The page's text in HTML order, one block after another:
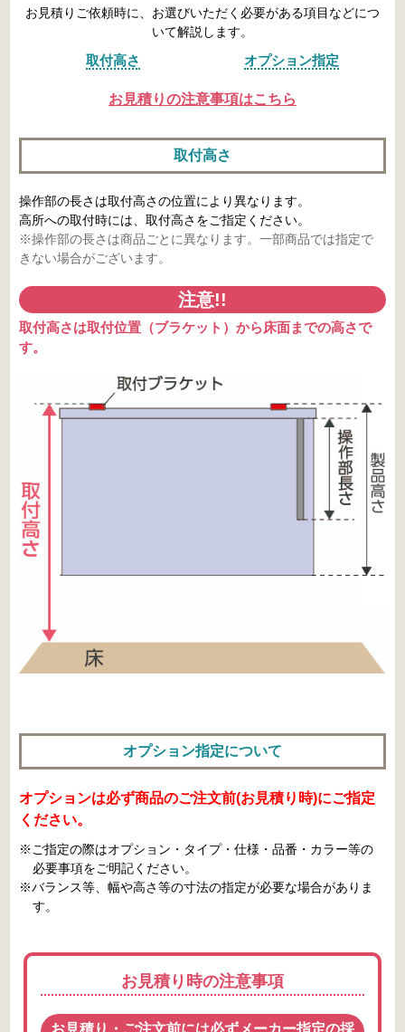
お見積りご依頼時に、お選びいただく必要がある項目などにつ
いて解説します。
取付高さ オプション指定
お見積りの注意事項はこちら
取付高さ
操作部の長さは取付高さの位置により異なります。
高所への取付時には、取付高さをご指定ください。
※操作部の長さは商品ごとに異なります。一部商品では指定で
きない場合がございます。
注意!!
取付高さは取付位置（ブラケット）から床面までの高さで
す。
オプション指定について
オプションは必ず商品のご注文前(お見積り時)にご指定
ください。
※ご指定の際はオプション・タイプ・仕様・品番・カラー等の
必要事項をご明記ください。
※バランス等、幅や高さ等の寸法の指定が必要な場合がありま
す。
お見積り時の注意事項
お見積り・ご注文前には必ずメーカー指定の採